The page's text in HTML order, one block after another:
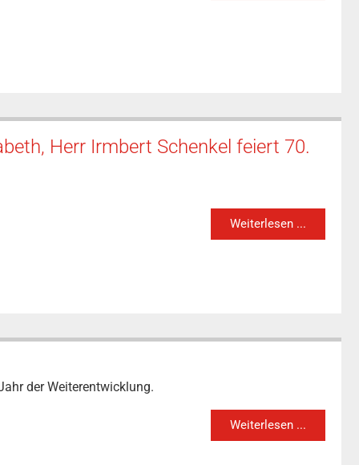
Herr Irmbert Schenkel feiert 70.
Weiterlesen ...
der Weiterentwicklung.
Weiterlesen ...